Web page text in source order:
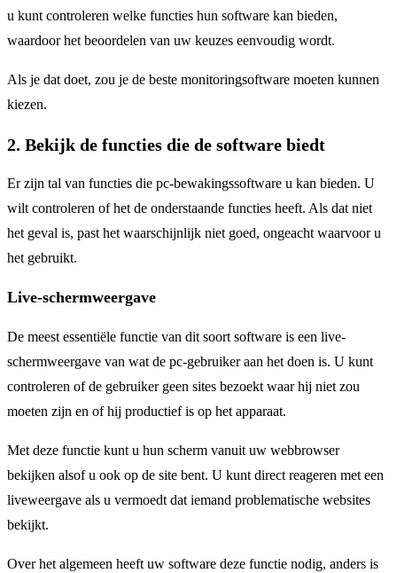
u kunt controleren welke functies hun software kan bieden,
waardoor het beoordelen van uw keuzes eenvoudig wordt.
Als je dat doet, zou je de beste monitoringsoftware moeten kunnen
kiezen.
2. Bekijk de functies die de software biedt
Er zijn tal van functies die pc-bewakingssoftware u kan bieden. U
wilt controleren of het de onderstaande functies heeft. Als dat niet
het geval is, past het waarschijnlijk niet goed, ongeacht waarvoor u
het gebruikt.
Live-schermweergave
De meest essentiële functie van dit soort software is een live-
schermweergave van wat de pc-gebruiker aan het doen is. U kunt
controleren of de gebruiker geen sites bezoekt waar hij niet zou
moeten zijn en of hij productief is op het apparaat.
Met deze functie kunt u hun scherm vanuit uw webbrowser
bekijken alsof u ook op de site bent. U kunt direct reageren met een
liveweergave als u vermoedt dat iemand problematische websites
bekijkt.
Over het algemeen heeft uw software deze functie nodig, anders is